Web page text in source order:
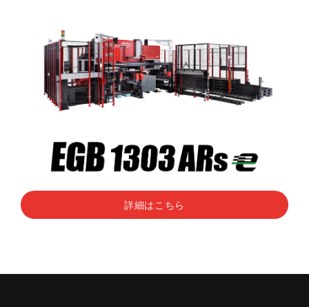
詳細はこちら